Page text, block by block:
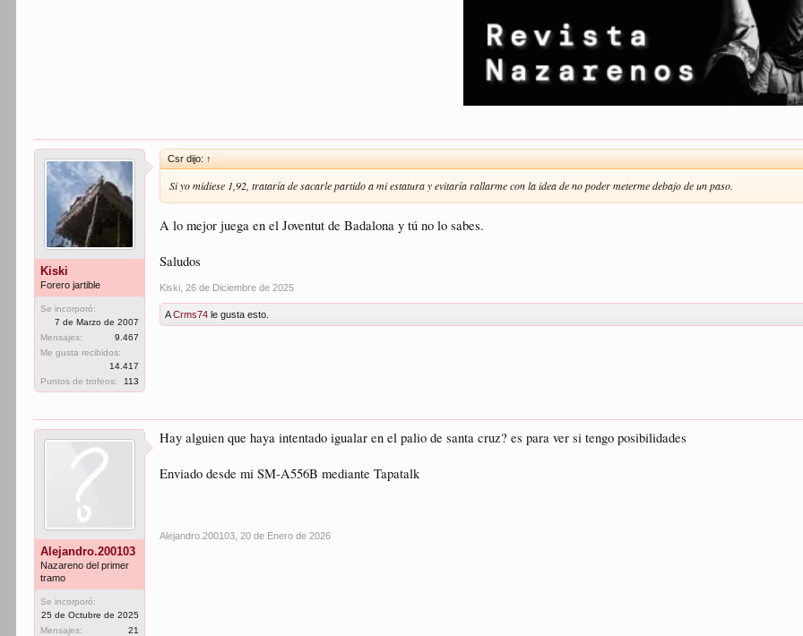
Kiski
Forero jartible
Se incorporó:
7 de Marzo de 2007
Mensajes:
9.467
Me gusta recibidos:
14.417
Puntos de trofeos:
113
Csr dijo: ↑
Si yo midiese 1,92, trataría de sacarle partido a mi estatura y evitaría rallarme con la idea de no poder meterme debajo de un paso.
A lo mejor juega en el Joventut de Badalona y tú no lo sabes.
Saludos
Kiski 26 de Diciembre de 2025
ACrms74 le gusta esto.
Alejandro.200103
Nazareno del primer
tramo
Se incorporó:
25 de Octubre de 2025
Mensajes:
21
Hay alguien que haya intentado igualar en el palio de santa cruz? es para ver si tengo posibilidades
Enviado desde mi SM-A556B mediante Tapatalk
Alejandro.200103 20 de Enero de 2026